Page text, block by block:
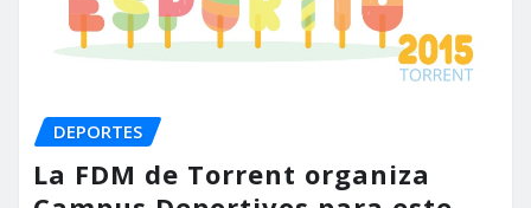
DEPORTES
La FDM de Torrent organiza